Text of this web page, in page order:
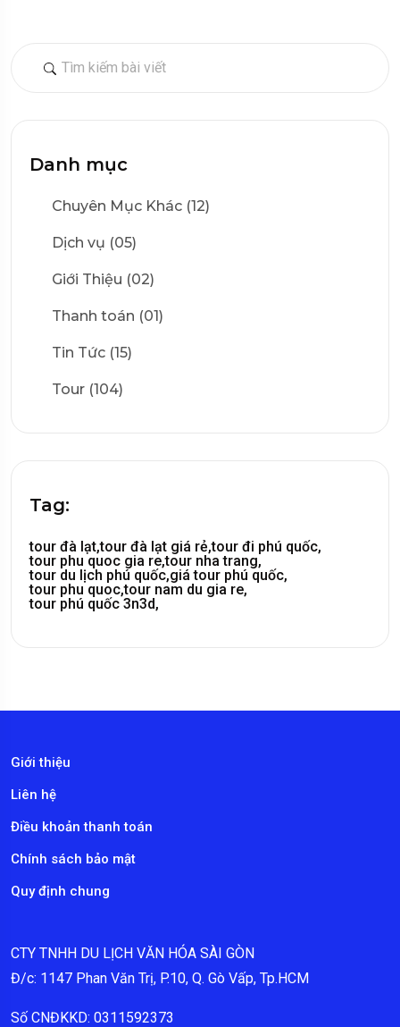
Danh mục
Chuyên Mục Khác (12)
Dịch vụ (05)
Giới Thiệu (02)
Thanh toán (01)
Tin Tức (15)
Tour (104)
Tag:
tour đà lạt,tour đà lạt giá rẻ,tour đi phú quốc,
tour phu quoc gia re,tour nha trang,
tour du lịch phú quốc,giá tour phú quốc,
tour phu quoc,tour nam du gia re,
tour phú quốc 3n3d,
Giới thiệu
Liên hệ
Điều khoản thanh toán
Chính sách bảo mật
Quy định chung
CTY TNHH DU LỊCH VĂN HÓA SÀI GÒN
Đ/c: 1147 Phan Văn Trị, P.10, Q. Gò Vấp, Tp.HCM
Số CNĐKKD: 0311592373